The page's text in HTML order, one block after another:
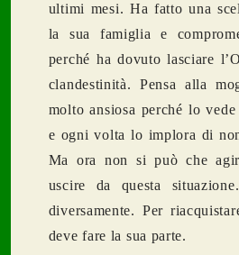
ultimi mesi. Ha fatto una
la sua famiglia e
perché ha dovuto lasciare
clandestinità. Pensa alla
molto ansiosa perché lo
e ogni volta lo implora di
Ma ora non si può che
uscire da questa
diversamente. Per
deve fare la sua parte.